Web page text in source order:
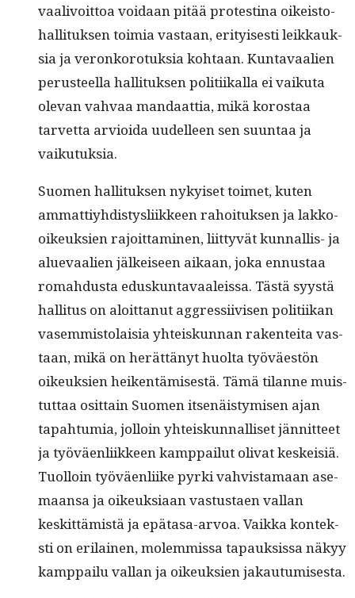
vaalivoit­toa voidaan pitää protesti­na oikeis­to­
hal­li­tuk­sen toimia vas­taan, eri­tyis­es­ti leikkauk­
sia ja veronko­ro­tuk­sia kohtaan. Kun­tavaalien
perus­teel­la hal­li­tuk­sen poli­ti­ikalla ei vaiku­ta
ole­van vah­vaa man­daat­tia, mikä korostaa
tarvet­ta arvioi­da uudelleen sen suun­taa ja
vaikutuksia.
Suomen hal­li­tuk­sen nykyiset toimet, kuten
ammat­tiy­hdis­tys­li­ik­keen rahoituk­sen ja lakko-
oikeuk­sien rajoit­ta­mi­nen, liit­tyvät kun­nal­lis- ja
alue­vaalien jälkeiseen aikaan, joka ennus­taa
rom­ah­dus­ta eduskun­tavaaleis­sa. Tästä syys­tä
hal­li­tus on aloit­tanut aggres­si­ivisen poli­ti­ikan
vasem­mis­to­laisia yhteiskun­nan rak­en­tei­ta vas­
taan, mikä on herät­tänyt huol­ta työväestön
oikeuk­sien heiken­tämis­es­tä. Tämä tilanne muis­
tut­taa osit­tain Suomen itsenäistymisen ajan
tapah­tu­mia, jol­loin yhteiskun­nal­liset jän­nit­teet
ja työväen­li­ik­keen kamp­pailut oli­vat keskeisiä.
Tuol­loin työväen­li­ike pyr­ki vahvis­ta­maan ase­
maansa ja oikeuk­si­aan vas­tus­taen val­lan
keskit­tämistä ja epä­tasa-arvoa. Vaik­ka kon­tek­
sti on eri­lainen, molem­mis­sa tapauk­sis­sa näkyy
kamp­pailu val­lan ja oikeuk­sien jakautumisesta.